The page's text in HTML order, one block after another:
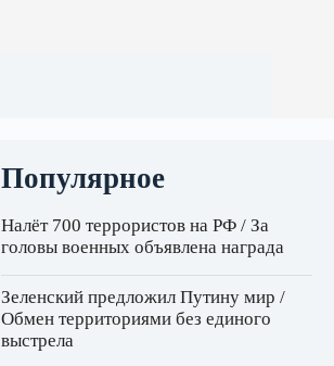
Популярное
Налёт 700 террористов на РФ / За
головы военных объявлена награда
Зеленский предложил Путину мир /
Обмен территориями без единого
выстрела